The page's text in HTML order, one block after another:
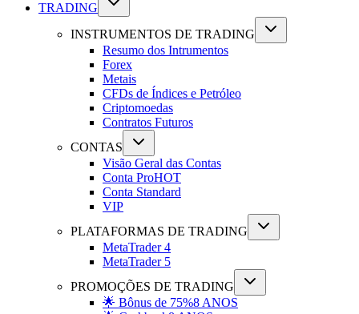
TRADING
INSTRUMENTOS DE TRADING
Resumo dos Intrumentos
Forex
Metais
CFDs de Índices e Petróleo
Criptomoedas
Contratos Futuros
CONTAS
Visão Geral das Contas
Conta ProHOT
Conta Standard
VIP
PLATAFORMAS DE TRADING
MetaTrader 4
MetaTrader 5
PROMOÇÕES DE TRADING
🌟 Bônus de 75%8 ANOS